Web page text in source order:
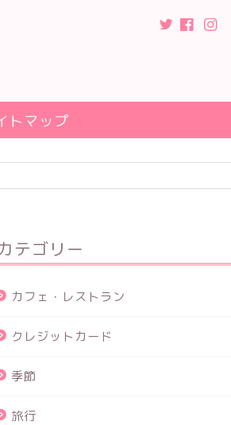
トマップ
テゴリー
カフェ・レストラン
クレジットカード
季節
旅行